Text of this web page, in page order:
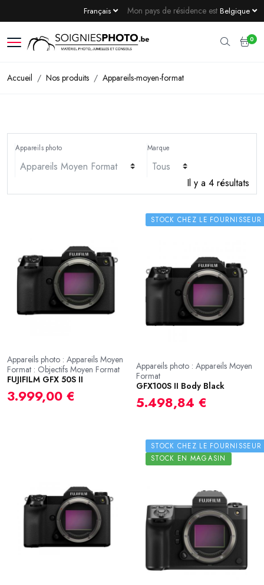
Mon pays de résidence est Belgique
Français
0
Accueil Nos produits Appareils-moyen-format
Appareils photo Marque
Il y a 4 résultats
Appareils photo : Appareils Moyen
Format : Objectifs Moyen Format
FUJIFILM GFX 50S II
3.999,00 €
STOCK CHEZ LE FOURNISSEUR
Appareils photo : Appareils Moyen
Format
GFX100S II Body Black
5.498,84 €
STOCK CHEZ LE FOURNISSEUR
STOCK EN MAGASIN